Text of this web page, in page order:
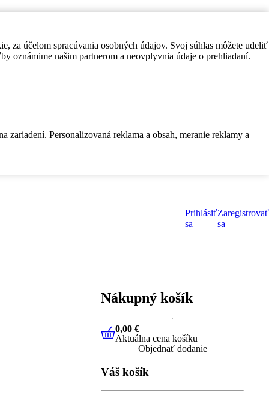
za účelom spracúvania osobných údajov. Svoj súhlas môžete udeliť
oznámime našim partnerom a neovplyvnia údaje o prehliadaní.
Personalizovaná reklama a obsah, meranie reklamy a
Prihlásiť
sa
Zaregistrovať
sa
Nákupný košík
0,00 €Aktuálna cena košíku
0,00 €
Aktuálna cena košíku
Objednať dodanie
Váš košík